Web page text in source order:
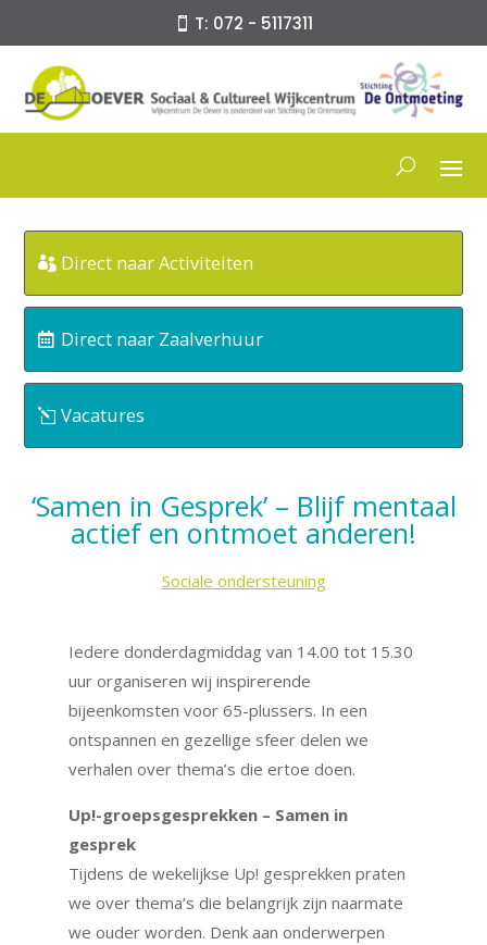
T: 072 - 5117311
Direct naar Activiteiten
Direct naar Zaalverhuur
Vacatures
‘Samen in Gesprek’ – Blijf mentaal
actief en ontmoet anderen!
Sociale ondersteuning
Iedere donderdagmiddag van 14.00 tot 15.30
uur organiseren wij inspirerende
bijeenkomsten voor 65-plussers. In een
ontspannen en gezellige sfeer delen we
verhalen over thema’s die ertoe doen.
Up!-groepsgesprekken – Samen in
gesprek
Tijdens de wekelijkse Up! gesprekken praten
we over thema’s die belangrijk zijn naarmate
we ouder worden. Denk aan onderwerpen